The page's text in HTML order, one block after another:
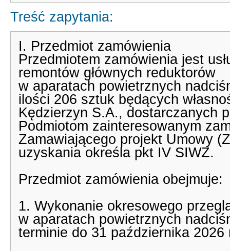
Treść zapytania:
I. Przedmiot zamówienia
Przedmiotem zamówienia jest
remontów głównych reduktorów
w aparatach powietrznych
ilości 206 sztuk będących
Kędzierzyn S.A., dostarczanych
Podmiotom zainteresowanym
Zamawiającego projekt Umowy
uzyskania określa pkt IV SIWZ.
Przedmiot zamówienia obejmuje:
1. Wykonanie okresowego
w aparatach powietrznych
terminie do 31 października 2026